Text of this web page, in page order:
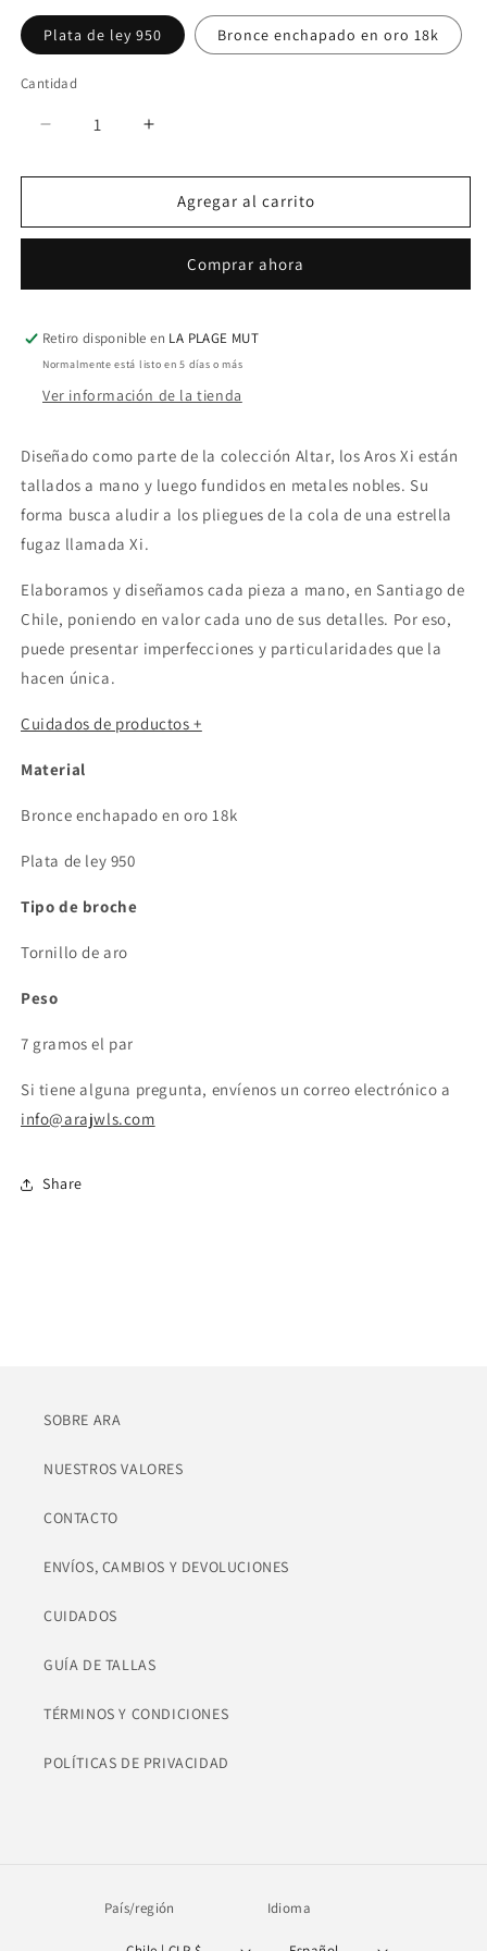
Plata de ley 950 Bronce enchapado en oro 18k
Cantidad
Reducir
para
EARRINGS
Aumentar
para
EARRINGS
Agregar al carrito
Comprar ahora
Retiro disponible en LA PLAGE MUT
Normalmente está listo en 5 días o más
Ver información de la tienda
Diseñado como parte de la colección Altar, los Aros Xi están
tallados a mano y luego fundidos en metales nobles. Su
forma busca aludir a los pliegues de la cola de una estrella
fugaz llamada Xi.
Elaboramos y diseñamos cada pieza a mano, en Santiago de
Chile, poniendo en valor cada uno de sus detalles. Por eso,
puede presentar imperfecciones y particularidades que la
hacen única.
Cuidados de productos +
Material
Bronce enchapado en oro 18k
Plata de ley 950
Tipo de broche
Tornillo de aro
Peso
7 gramos el par
Si tiene alguna pregunta, envíenos un correo electrónico a
info@arajwls.com
Share
SOBRE ARA
NUESTROS VALORES
CONTACTO
ENVÍOS, CAMBIOS Y DEVOLUCIONES
CUIDADOS
GUÍA DE TALLAS
TÉRMINOS Y CONDICIONES
POLÍTICAS DE PRIVACIDAD
País/región Idioma